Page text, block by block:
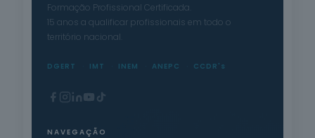
Formação Profissional Certificada.
15 anos a qualificar profissionais em todo o
território nacional.
DGERT IMT INEM ANEPC CCDR's
NAVEGAÇÃO